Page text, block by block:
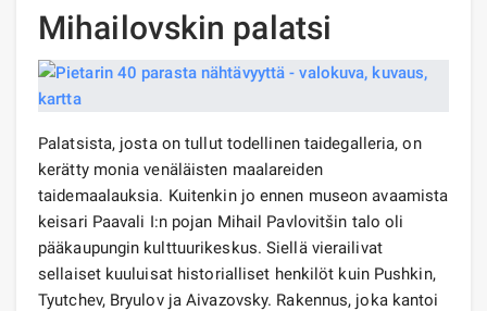
Mihailovskin palatsi
Palatsista, josta on tullut todellinen taidegalleria, on
kerätty monia venäläisten maalareiden
taidemaalauksia. Kuitenkin jo ennen museon avaamista
keisari Paavali I:n pojan Mihail Pavlovitšin talo oli
pääkaupungin kulttuurikeskus. Siellä vierailivat
sellaiset kuuluisat historialliset henkilöt kuin Pushkin,
Tyutchev, Bryulov ja Aivazovsky. Rakennus, joka kantoi